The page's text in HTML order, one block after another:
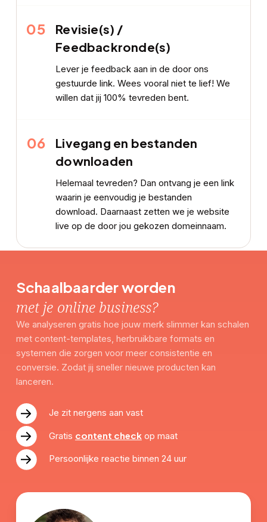
05
Revisie(s) /
Feedbackronde(s)
Lever je feedback aan in de door ons
gestuurde link. Wees vooral niet te lief! We
willen dat jij 100% tevreden bent.
06
Livegang en bestanden
downloaden
Helemaal tevreden? Dan ontvang je een link
waarin je eenvoudig je bestanden
download. Daarnaast zetten we je website
live op de door jou gekozen domeinnaam.
Schaalbaarder worden
met je online business?
We analyseren gratis hoe jouw merk slimmer kan schalen
met content-templates, herbruikbare formats en
systemen die zorgen voor meer consistentie en
conversie. Zodat jij sneller nieuwe producten kan
lanceren.
Je zit nergens aan vast
Gratis content checkop maat
Persoonlijke reactie binnen 24 uur